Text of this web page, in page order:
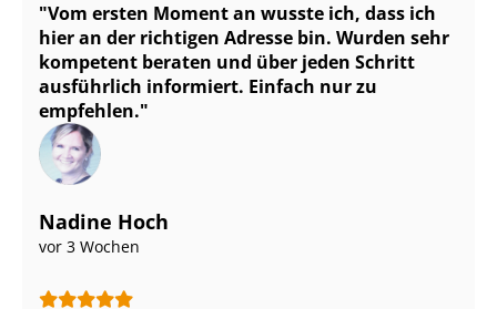
Vom ersten Moment an wusste ich, dass ich
hier an der richtigen Adresse bin. Wurden sehr
kompetent beraten und über jeden Schritt
ausführlich informiert. Einfach nur zu
empfehlen.
Nadine Hoch
vor 3 Wochen